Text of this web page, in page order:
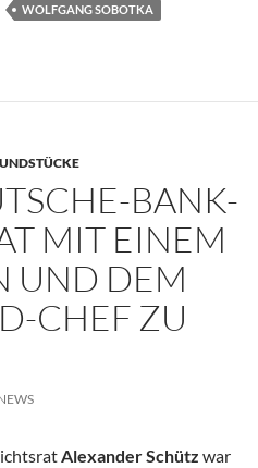
WOLFGANG SOBOTKA
BANK-
MIT EINEM
UND DEM
CHEF ZU
Alexander Schütz war